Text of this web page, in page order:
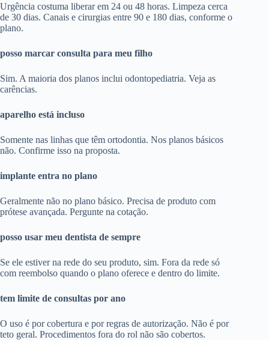
Urgência costuma liberar em 24 ou 48 horas. Limpeza cerca
de 30 dias. Canais e cirurgias entre 90 e 180 dias, conforme o
plano.
posso marcar consulta para meu filho
Sim. A maioria dos planos inclui odontopediatria. Veja as
carências.
aparelho está incluso
Somente nas linhas que têm ortodontia. Nos planos básicos
não. Confirme isso na proposta.
implante entra no plano
Geralmente não no plano básico. Precisa de produto com
prótese avançada. Pergunte na cotação.
posso usar meu dentista de sempre
Se ele estiver na rede do seu produto, sim. Fora da rede só
com reembolso quando o plano oferece e dentro do limite.
tem limite de consultas por ano
O uso é por cobertura e por regras de autorização. Não é por
teto geral. Procedimentos fora do rol não são cobertos.